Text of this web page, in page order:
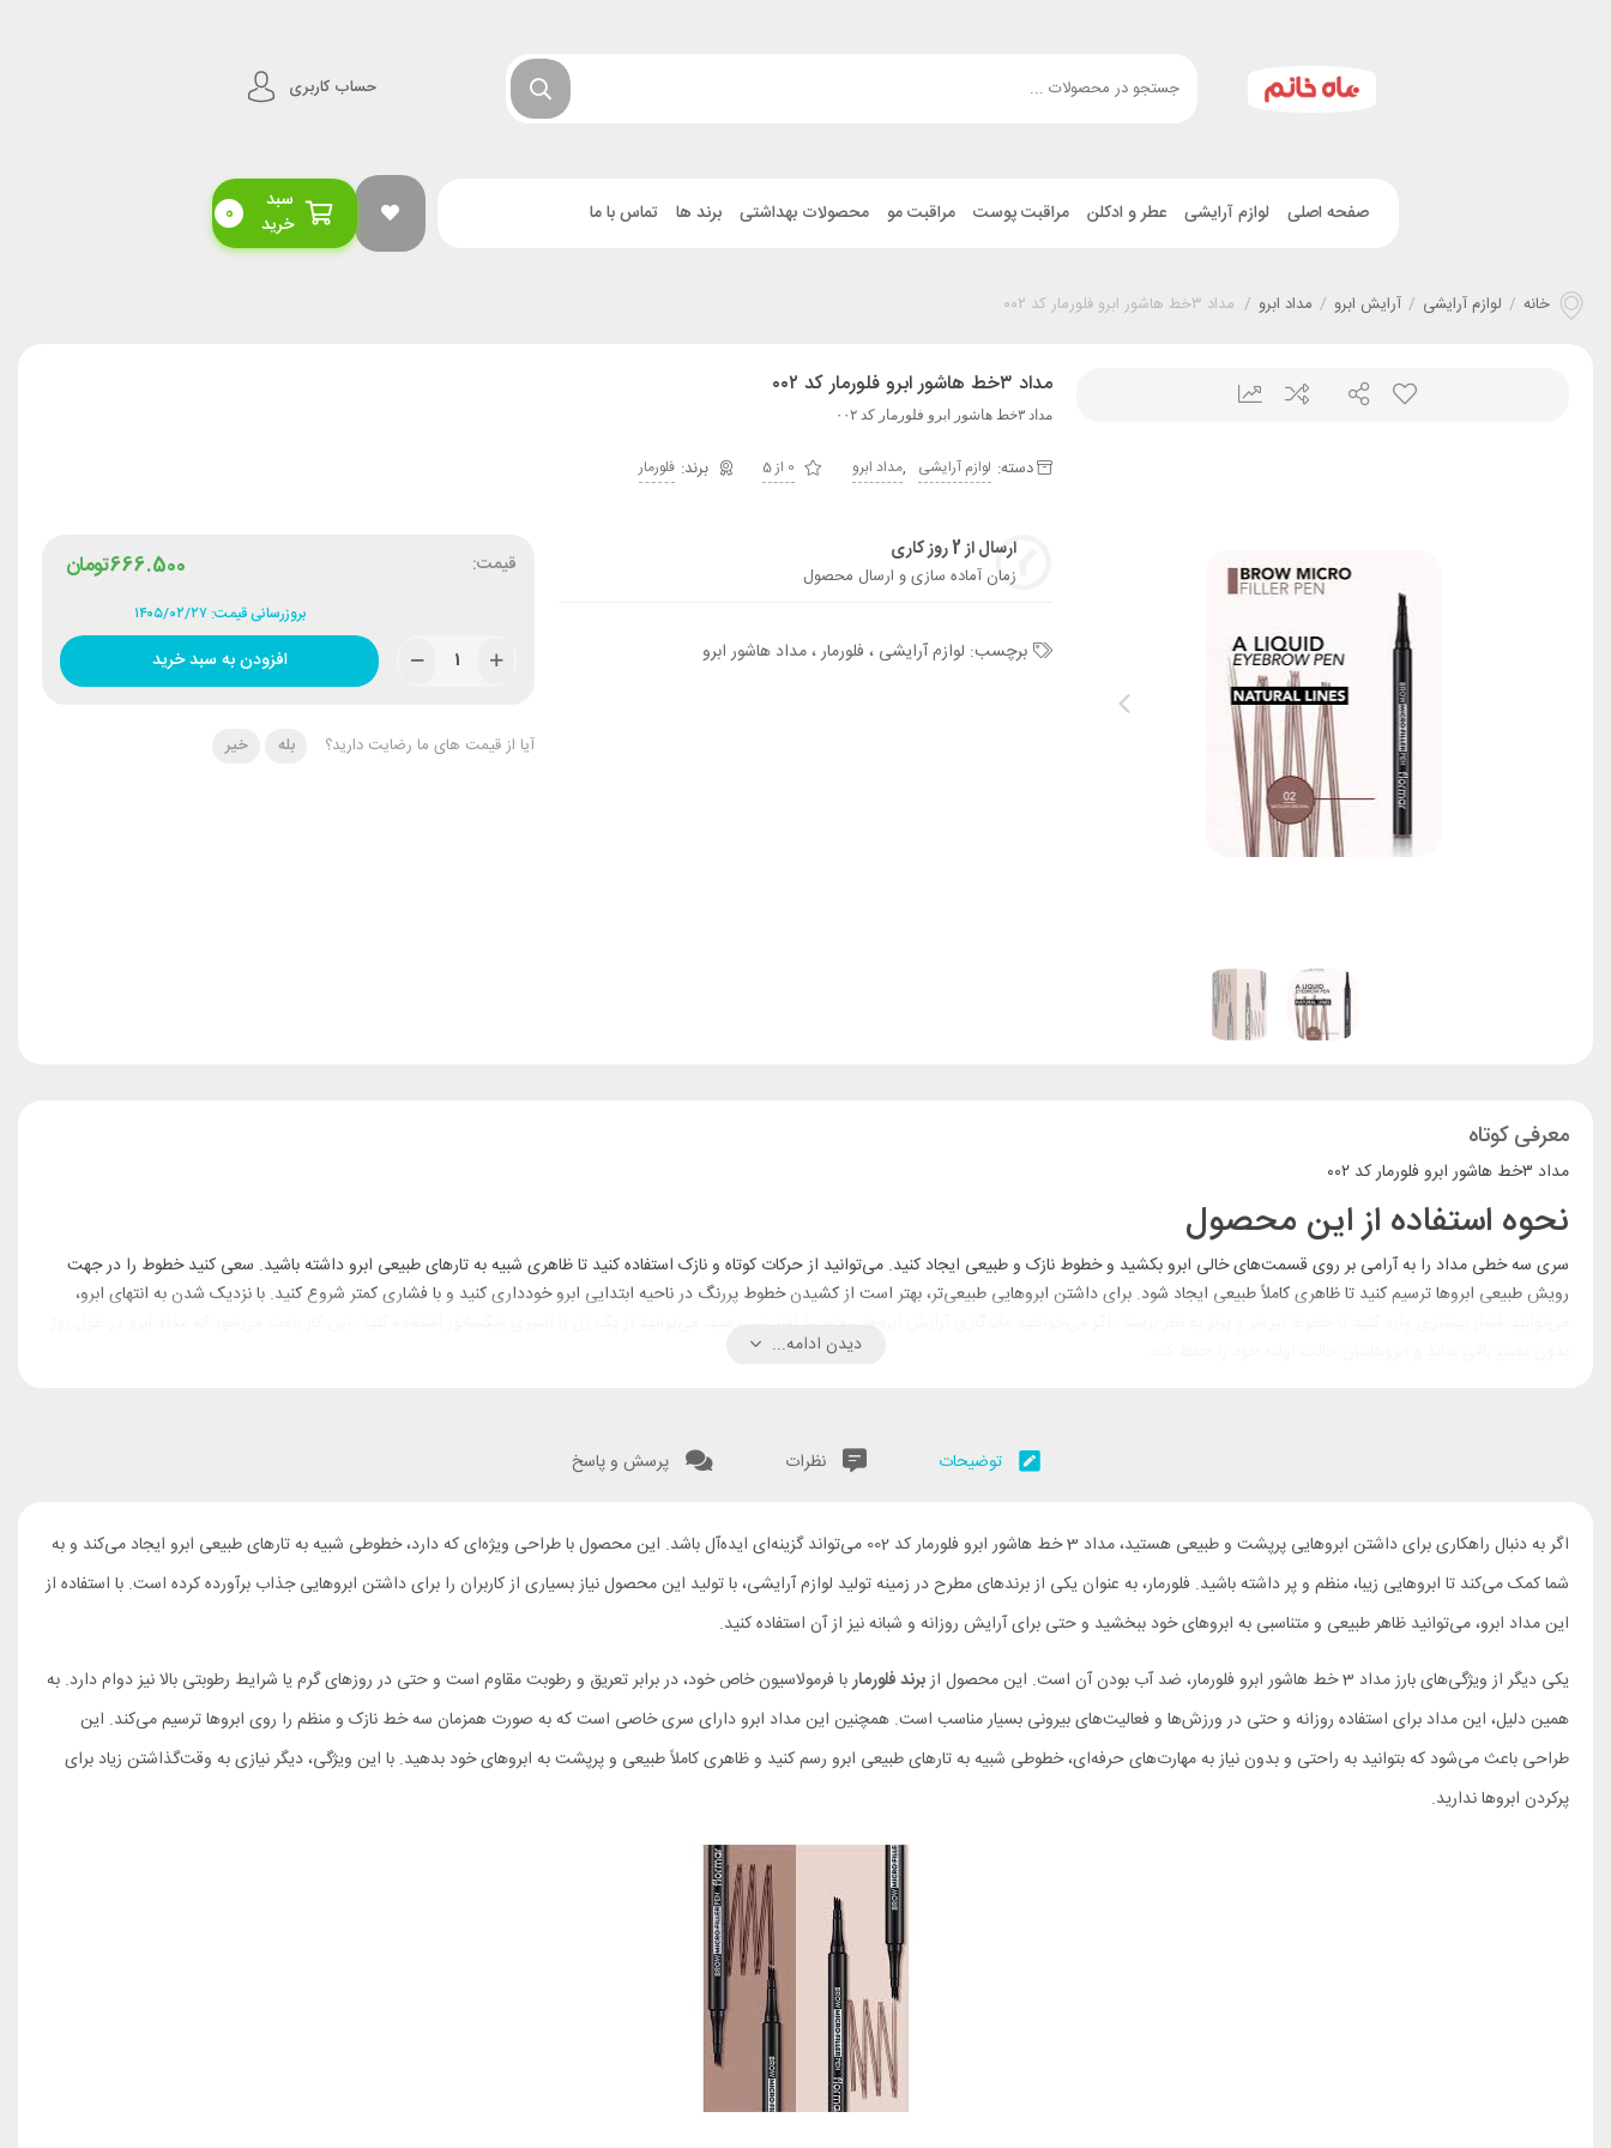
حساب کاربری
صفحه اصلی لوازم آرایشی عطر و ادکلن مراقبت پوست مراقبت مو محصولات بهداشتی برند ها تماس با ما
سبد
خرید
0
خانه / لوازم آرایشی / آرایش ابرو / مداد ابرو / مداد ۳خط هاشور ابرو فلورمار کد ۰۰۲
مداد ۳خط هاشور ابرو فلورمار کد ۰۰۲
مداد ۳خط هاشور ابرو فلورمار کد ۰۰۲
دسته: لوازم آرایشی ,مداد ابرو 0 از 5 فلورمار
ارسال از 2 روز کاری
زمان آماده سازی و ارسال محصول
برچسب: لوازم آرایشی ، فلورمار ، مداد هاشور ابرو
قیمت: تومان666.500
بروزرسانی قیمت: ۱۴۰۵/۰۲/۲۷
افزودن به سبد خرید
آیا از قیمت های ما رضایت دارید؟ بله خیر
معرفی کوتاه
مداد ۳خط هاشور ابرو فلورمار کد ۰۰۲
نحوه استفاده از این محصول
سری سه خطی مداد را به آرامی بر روی قسمت‌های خالی ابرو بکشید و خطوط نازک و طبیعی ایجاد کنید. می‌توانید از حرکات کوتاه و نازک استفاده کنید تا ظاهری شبیه به تارهای طبیعی ابرو داشته باشید. سعی کنید خطوط را در جهت
رویش طبیعی ابروها ترسیم کنید تا ظاهری کاملاً طبیعی ایجاد شود. برای داشتن ابروهایی طبیعی‌تر، بهتر است از کشیدن خطوط پررنگ در ناحیه ابتدایی ابرو خودداری کنید و با فشاری کمتر شروع کنید. با نزدیک شدن به انتهای ابرو،
می‌توانید فشار بیشتری وارد کنید تا خطوط تیره‌تر و پرتر به نظر برسند. اگر می‌خواهید ماندگاری آرایش ابروهای خود را افزایش دهید، می‌توانید از یک ژل یا اسپری فیکساتور استفاده کنید. این کار باعث می‌شود که مداد ابرو در طول روز
دیدن ادامه...
توضیحات نظرات پرسش و پاسخ
اگر به دنبال راهکاری برای داشتن ابروهایی پرپشت و طبیعی هستید، مداد 3 خط هاشور ابرو فلورمار کد 002 می‌تواند گزینه‌ای ایده‌آل باشد. این محصول با طراحی ویژه‌ای که دارد، خطوطی شبیه به تارهای طبیعی ابرو ایجاد می‌کند و به
شما کمک می‌کند تا ابروهایی زیبا، منظم و پر داشته باشید. فلورمار، به عنوان یکی از برندهای مطرح در زمینه تولید لوازم آرایشی، با تولید این محصول نیاز بسیاری از کاربران را برای داشتن ابروهایی جذاب برآورده کرده است. با استفاده از
این مداد ابرو، می‌توانید ظاهر طبیعی و متناسبی به ابروهای خود ببخشید و حتی برای آرایش روزانه و شبانه نیز از آن استفاده کنید.
یکی دیگر از ویژگی‌های بارز مداد 3 خط هاشور ابرو فلورمار، ضد آب بودن آن است. این محصول از
برند فلورماربا فرمولاسیون خاص خود، در برابر تعریق و رطوبت مقاوم است و حتی در روزهای گرم یا شرایط رطوبتی بالا نیز دوام دارد. به
همین دلیل، این مداد برای استفاده روزانه و حتی در ورزش‌ها و فعالیت‌های بیرونی بسیار مناسب است. همچنین این مداد ابرو دارای سری خاصی است که به صورت همزمان سه خط نازک و منظم را روی ابروها ترسیم می‌کند. این
طراحی باعث می‌شود که بتوانید به راحتی و بدون نیاز به مهارت‌های حرفه‌ای، خطوطی شبیه به تارهای طبیعی ابرو رسم کنید و ظاهری کاملاً طبیعی و پرپشت به ابروهای خود بدهید. با این ویژگی، دیگر نیازی به وقت‌گذاشتن زیاد برای
پرکردن ابروها ندارید.